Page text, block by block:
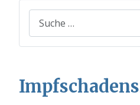
Suchen